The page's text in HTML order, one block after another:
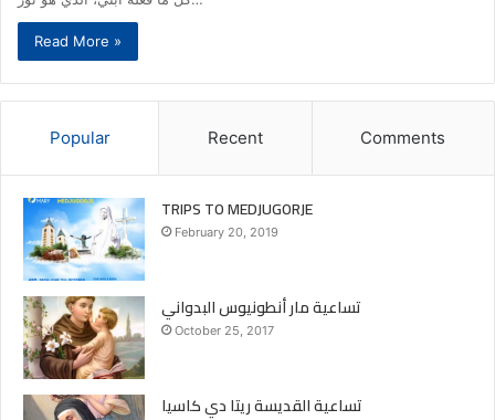
Read More »
Popular Recent Comments
TRIPS TO MEDJUGORJE
February 20, 2019
تساعية مار أنطونيوس البدواني
October 25, 2017
تساعية القديسة ريتا دي كاسيا